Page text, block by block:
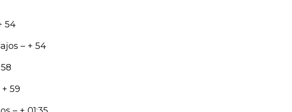
54
– + 54
59